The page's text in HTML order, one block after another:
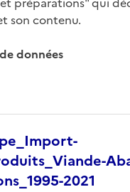
son contenu.
données
2021